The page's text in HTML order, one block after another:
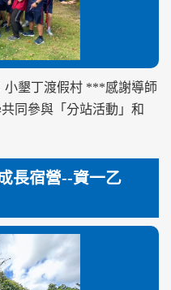
小墾丁渡假村 ***感謝導師
同參與「分站活動」和
長宿營--資一乙